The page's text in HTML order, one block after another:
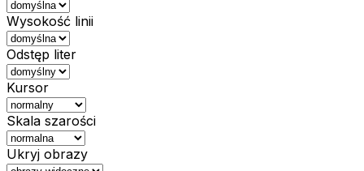
Wysokość linii
Odstęp liter
Kursor
Skala szarości
Ukryj obrazy